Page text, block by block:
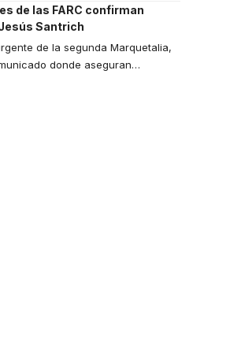
de las FARC confirman
Santrich
de la segunda Marquetalia,
donde aseguran…